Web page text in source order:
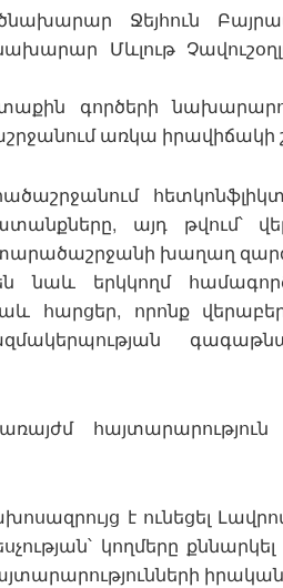
Ջեյհուն
Մևլութ
գործերի
առկա իրավիճակի
այդ թվում՝
տարածաշրջանի խաղաղ
նաև երկկողմ
հարցեր, որոնք
է ունեցել
կողմերը